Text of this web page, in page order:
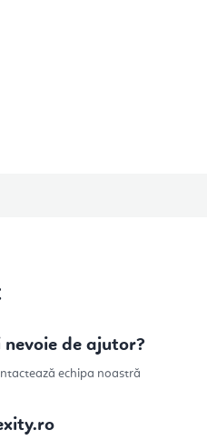
nevoie de ajutor?
echipa noastră